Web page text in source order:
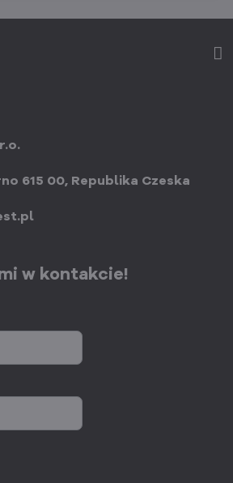
615 00, Republika Czeska
w kontakcie!